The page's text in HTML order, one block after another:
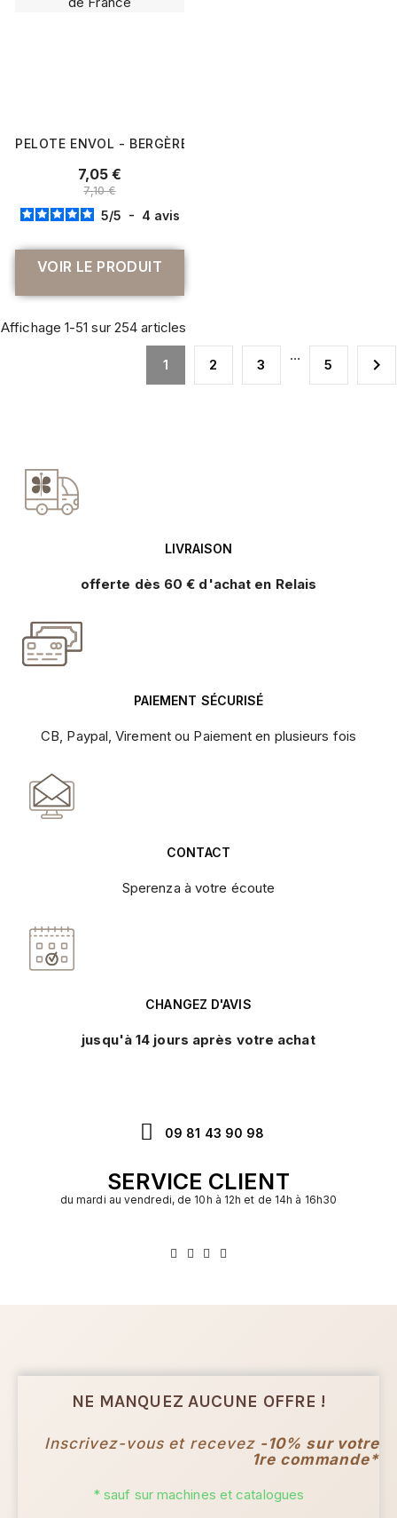
PELOTE ENVOL - BERGÈRE DE FRANCE
7,05 €
7,10 €
5/5 - 4 avis
VOIR LE PRODUIT
Affichage 1-51 sur 254 articles
1 2 3
…
5 
LIVRAISON
offerte dès 60 € d'achat en Relais
PAIEMENT SÉCURISÉ
CB, Paypal, Virement ou Paiement en plusieurs fois
CONTACT
Sperenza à votre écoute
CHANGEZ D'AVIS
jusqu'à 14 jours après votre achat
09 81 43 90 98
SERVICE CLIENT
du mardi au vendredi, de 10h à 12h et de 14h à 16h30
NE MANQUEZ AUCUNE OFFRE !
Inscrivez-vous et recevez -10% sur votre
1re commande*
* sauf sur machines et catalogues